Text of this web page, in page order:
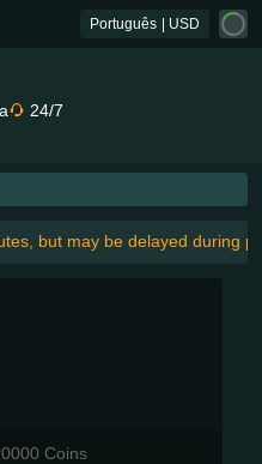
Português | USD
24/7
but may be delayed during
Coins